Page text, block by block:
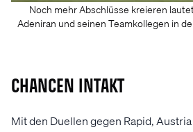
Noch mehr Abschlüsse kreieren
Adeniran und seinen Teamkollegen in
Chancen intakt
Mit den Duellen gegen Rapid,